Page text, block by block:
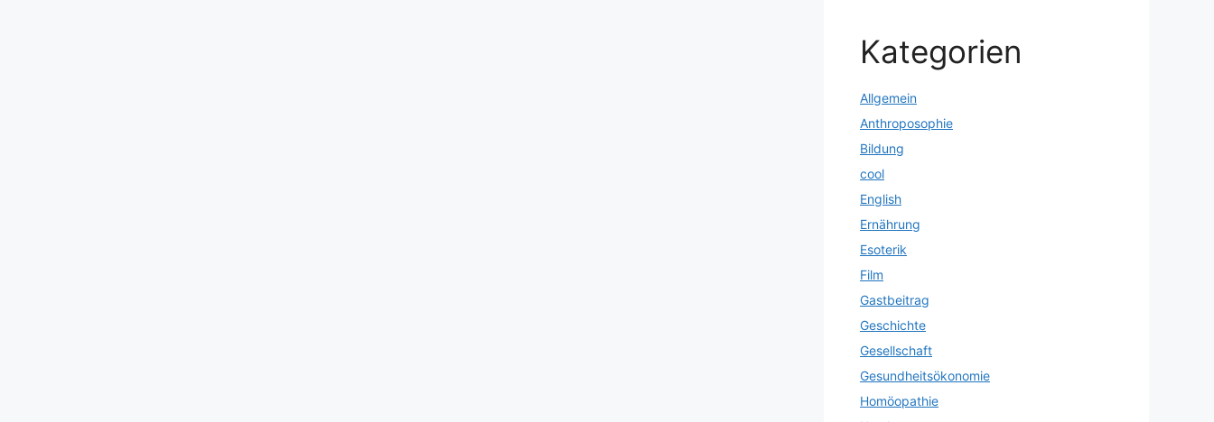
Kategorien
Allgemein
Anthroposophie
Bildung
cool
English
Ernährung
Esoterik
Film
Gastbeitrag
Geschichte
Gesellschaft
Gesundheitsökonomie
Homöopathie